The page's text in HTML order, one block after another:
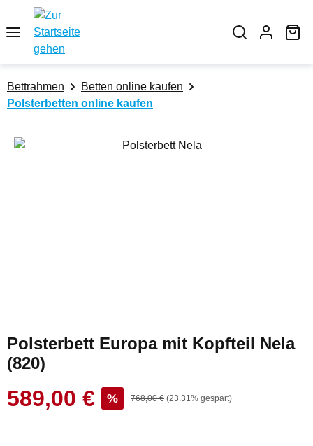
Zum Hauptinhalt springen
Bettrahmen
Betten online kaufen
Polsterbetten online kaufen
Bildergalerie überspringen
Polsterbett Europa mit Kopfteil Nela
(820)
Verkaufspreis:
589,00 € % Regulärer Preis:
768,00 € (23.31% gespart)